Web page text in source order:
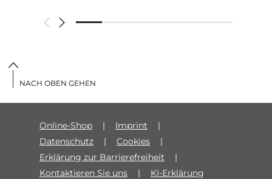
Online-Shop
Imprint
Datenschutz
Cookies
Erklärung zur Barrierefreiheit
Kontaktieren Sie uns
KI-Erklärung
NACH OBEN GEHEN